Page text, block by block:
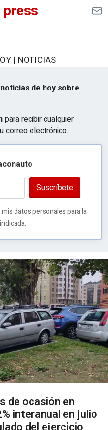
press
| NOTICIAS
de hoy sobre
para recibir cualquier
correo electrónico.
Suscríbete
datos personales para la
de ocasión en
interanual en julio